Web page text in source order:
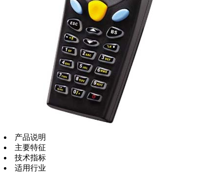
产品说明
主要特征
技术指标
适用行业